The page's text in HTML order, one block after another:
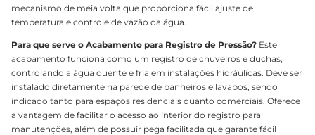
mecanismo de meia volta que proporciona fácil ajuste de
temperatura e controle de vazão da água.
Para que serve o Acabamento para Registro de Pressão? Este
acabamento funciona como um registro de chuveiros e duchas,
controlando a água quente e fria em instalações hidráulicas. Deve ser
instalado diretamente na parede de banheiros e lavabos, sendo
indicado tanto para espaços residenciais quanto comerciais. Oferece
a vantagem de facilitar o acesso ao interior do registro para
manutenções, além de possuir pega facilitada que garante fácil